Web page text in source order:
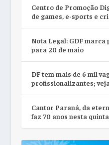
Centro de Promoção
de games, e-sports e
Nota Legal: GDF
para 20 de maio
DF tem mais de 6 mil
profissionalizantes;
Cantor Paraná, da
faz 70 anos nesta